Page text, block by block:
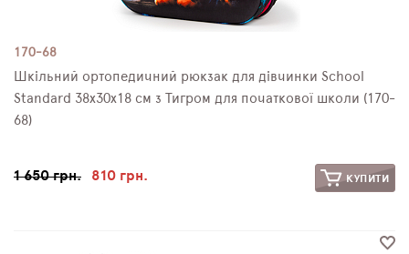
170-68
Шкільний ортопедичний рюкзак для дівчинки School
Standard 38х30х18 см з Тигром для початкової школи (170-
68)
1 650 грн. 810 грн. КУПИТИ